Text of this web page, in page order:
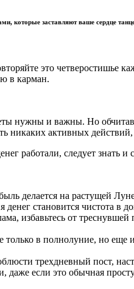
которые заставляют ваше сердце
это четверостишье
в карман.
нужны и важны. Но
никаких активных
работали, следует знать
делается на растущей
становится чистота в
избавьтесь от
только в полнолуние, но
трехдневный пост,
даже если это обычная